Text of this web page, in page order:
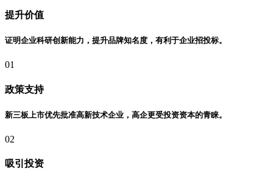
提升价值
证明企业科研创新能力，提升品牌知名度，有利于企业招投标。
01
政策支持
新三板上市优先批准高新技术企业，高企更受投资资本的青睐。
02
吸引投资